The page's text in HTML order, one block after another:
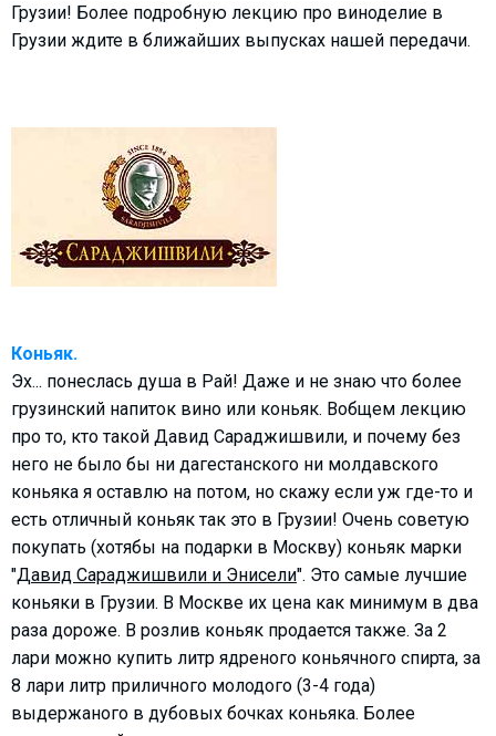
Грузии! Более подробную лекцию про виноделие в
Грузии ждите в ближайших выпусках нашей передачи.
Коньяк.
Эх... понеслась душа в Рай! Даже и не знаю что более
грузинский напиток вино или коньяк. Вобщем лекцию
про то, кто такой Давид Сараджишвили, и почему без
него не было бы ни дагестанского ни молдавского
коньяка я оставлю на потом, но скажу если уж где-то и
есть отличный коньяк так это в Грузии! Очень советую
покупать (хотябы на подарки в Москву) коньяк марки
"Давид Сараджишвили и Энисели". Это самые лучшие
коньяки в Грузии. В Москве их цена как минимум в два
раза дороже. В розлив коньяк продается также. За 2
лари можно купить литр ядреного коньячного спирта, за
8 лари литр приличного молодого (3-4 года)
выдержаного в дубовых бочках коньяка. Более